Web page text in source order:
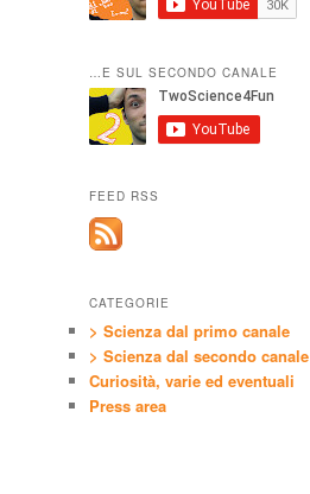
…E SUL SECONDO CANALE
FEED RSS
CATEGORIE
> Scienza dal primo canale
> Scienza dal secondo canale
Curiosità, varie ed eventuali
Press area